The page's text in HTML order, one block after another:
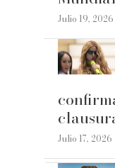
Julio 19, 2026
Julio 17, 2026